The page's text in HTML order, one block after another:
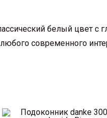
белый цвет с
современного